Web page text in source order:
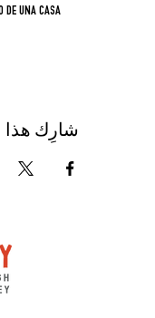
DE UNA CASA
شارِك هذا